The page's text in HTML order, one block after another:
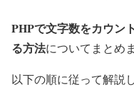
PHPで文字数をカウン
る方法についてまとめ
以下の順に従って解説